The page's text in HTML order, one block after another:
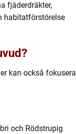
fjäderdräkter,
habitatförstörelse
kan också fokusera
och Rödstrupig